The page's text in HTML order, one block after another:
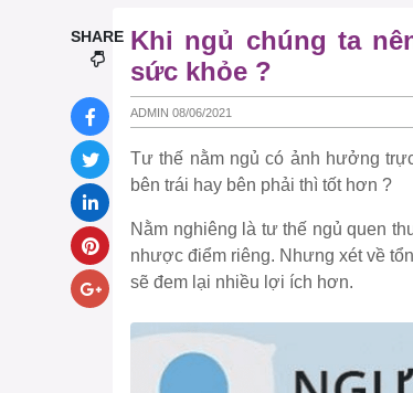
Khi ngủ chúng ta
sức khỏe ?
ADMIN 08/06/2021
Tư thế nằm ngủ có ảnh hưởng
bên trái hay bên phải thì tốt hơn ?
Nằm nghiêng là tư thế ngủ quen
nhược điểm riêng. Nhưng xét về
sẽ đem lại nhiều lợi ích hơn.
SHARE